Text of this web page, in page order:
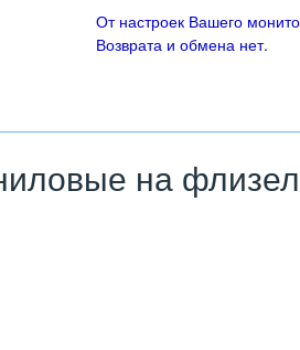
От настроек Вашего
Возврата и обмена нет.
на